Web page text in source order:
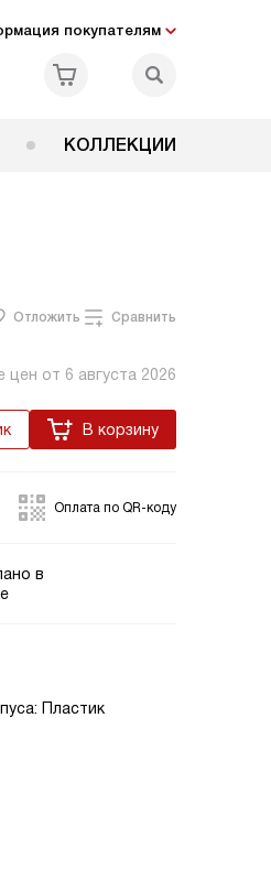
покупателям
КОЛЛЕКЦИИ
Отложить Сравнить
цен от 6 августа 2026
В корзину
Оплата по QR-коду
в
Пластик